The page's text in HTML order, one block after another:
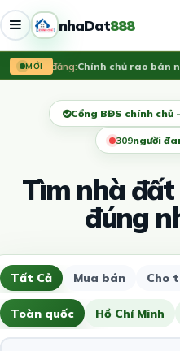
nhaDat888
MỚI
Vừa đăng:Chính chủ rao bán
Cổng BĐS chính chủ
307người
Tìm nhà đất
đúng
Tất Cả Mua bán Cho
Toàn quốc Hồ Chí Minh